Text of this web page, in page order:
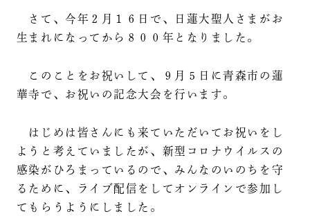
さて、今年２月１６日で、日蓮大聖人さまがお
生まれになってから８００年となりました。
このことをお祝いして、９月５日に青森市の蓮
華寺で、お祝いの記念大会を行います。
はじめは皆さんにも来ていただいてお祝いをし
ようと考えていましたが、新型コロナウイルスの
感染がひろまっているので、みんなのいのちを守
るために、ライブ配信をしてオンラインで参加し
てもらうようにしました。